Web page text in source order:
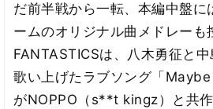
だ前半戦から一転、本編中盤に
ームのオリジナル曲メドレーも
FANTASTICSは、八木勇征と
歌い上げたラブソング「
がNOPPO（s**t kingz）と共